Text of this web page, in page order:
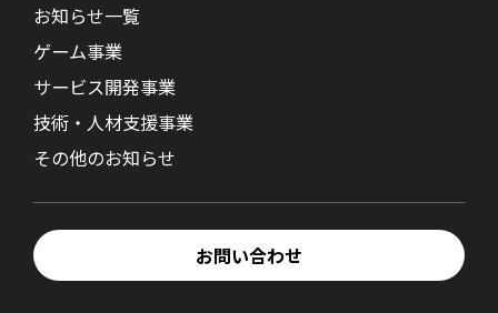
お知らせ一覧
ゲーム事業
サービス開発事業
技術・人材支援事業
その他のお知らせ
お問い合わせ